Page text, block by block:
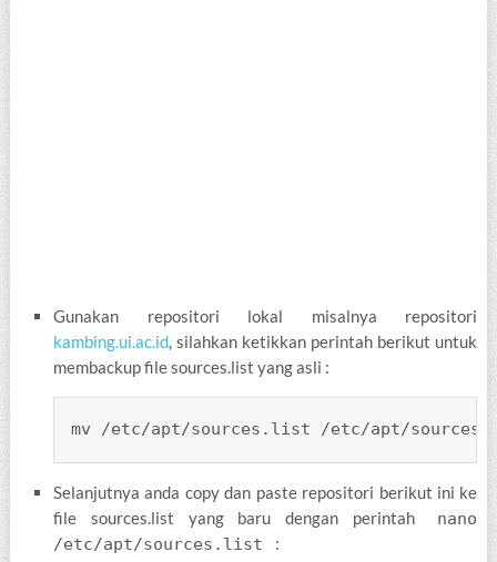
Gunakan repositori lokal misalnya repositori
kambing.ui.ac.id, silahkan ketikkan perintah berikut untuk
membackup file sources.list yang asli :
mv /etc/apt/sources.list /etc/apt/
Selanjutnya anda copy dan paste repositori berikut ini ke
file sources.list yang baru dengan perintah
nano
/etc/apt/sources.list
: